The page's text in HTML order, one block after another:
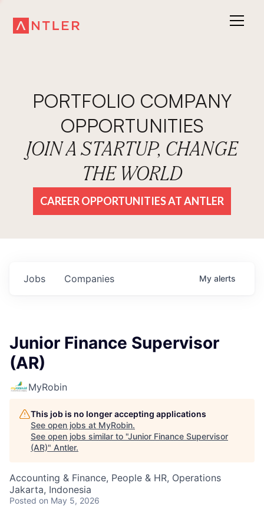
PORTFOLIO COMPANY
OPPORTUNITIES
JOIN A STARTUP, CHANGE
THE WORLD
CAREER OPPORTUNITIES AT ANTLER
Jobs Companies My alerts
Junior Finance Supervisor
(AR)
MyRobin
This job is no longer accepting applications
See open jobs at MyRobin.
See open jobs similar to "Junior Finance Supervisor
(AR)" Antler.
Accounting & Finance, People & HR, Operations
Jakarta, Indonesia
Posted on May 5, 2026